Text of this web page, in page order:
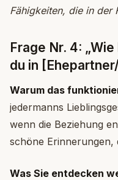
Fähigkeiten, die in der
Frage Nr. 4:
du in
Warum das
jedermanns
wenn die Beziehung
schöne Erinnerungen,
Was Sie entdecken